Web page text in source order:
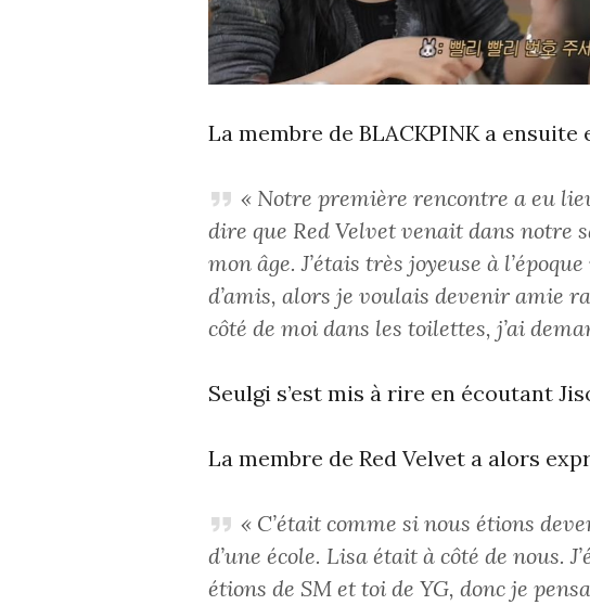
La membre de BLACKPINK a
« Notre première rencontre a eu
dire que Red Velvet venait dans notre
mon âge. J’étais très joyeuse à
d’amis, alors je voulais devenir amie
côté de moi dans les toilettes, j’ai
Seulgi s’est mis à rire en écoutant
La membre de Red Velvet a alors
« C’était comme si nous étions
d’une école. Lisa était à côté de nous.
étions de SM et toi de YG, donc je